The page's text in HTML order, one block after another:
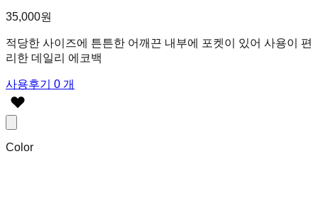
35,000원
적당한 사이즈에 튼튼한 어깨끈 내부에 포켓이 있어 사용이 편
리한 데일리 에코백
사용후기 0 개
Color